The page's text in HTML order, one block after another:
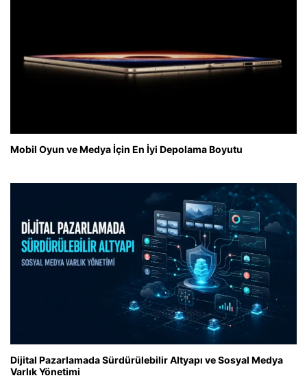
Mobil Oyun ve Medya İçin En İyi Depolama Boyutu
Dijital Pazarlamada Sürdürülebilir Altyapı ve Sosyal Medya
Varlık Yönetimi